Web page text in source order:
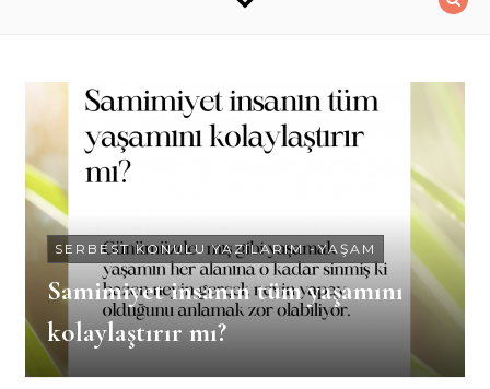
SERBEST KONULU YAZILARIM-YAŞAM
Samimiyet insanın tüm yaşamını
kolaylaştırır mı?